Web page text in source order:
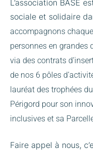
L’association BASE
sociale et solidaire
accompagnons
personnes en grandes
via des contrats
de nos 6 pôles
lauréat des trophées
Périgord pour son
inclusives et sa
Faire appel à nous,